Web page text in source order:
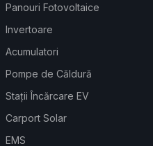
Panouri Fotovoltaice
Invertoare
Acumulatori
Pompe de Căldură
Stații Încărcare EV
Carport Solar
EMS